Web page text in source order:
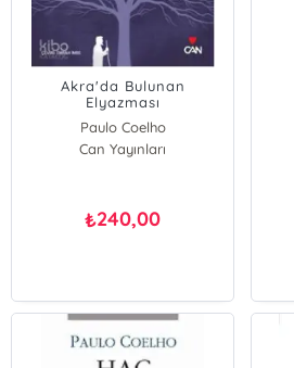
Akra'da Bulunan
Elyazması
Paulo Coelho
Can Yayınları
₺240,00